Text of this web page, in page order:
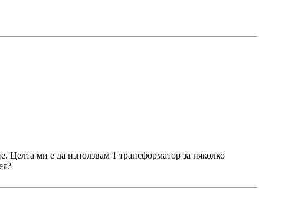
Целта ми е да използвам 1 трансформатор за няколко